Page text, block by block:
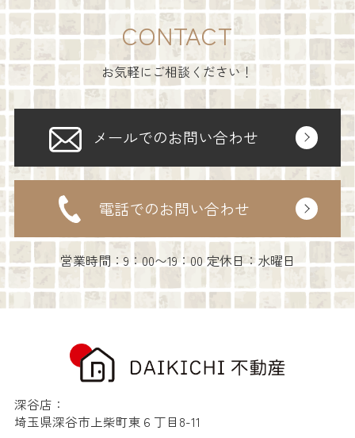
CONTACT
お気軽にご相談ください！
メールでのお問い合わせ
電話でのお問い合わせ
営業時間：9：00〜19：00 定休日：水曜日
深谷店：
埼玉県深谷市上柴町東６丁目8-11